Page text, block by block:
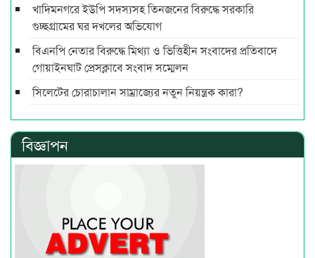
খাদিমনগরে ইউপি সদস্যসহ তিনজনের বিরুদ্ধে সরকারি
গুচ্ছগ্রামের ঘর দখলের অভিযোগ
বিএনপি নেতার বিরুদ্ধে মিথ্যা ও ভিত্তিহীন সংবাদের প্রতিবাদে
গোয়াইনঘাট প্রেসক্লাবে সংবাদ সম্মেলন
সিলেটের চোরাচালান সাম্রাজ্যের নতুন নিয়ন্ত্রক কারা?
বিজ্ঞাপন